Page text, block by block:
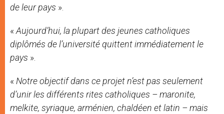
de leur pays ».
« Aujourd’hui, la plupart des jeunes catholiques
diplômés de l’université quittent immédiatement le
pays ».
« Notre objectif dans ce projet n’est pas seulement
d’unir les différents rites catholiques – maronite,
melkite, syriaque, arménien, chaldéen et latin – mais